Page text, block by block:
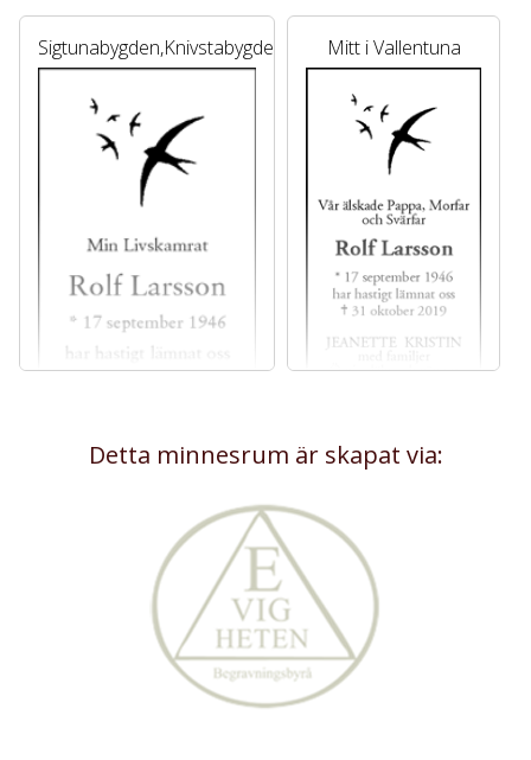
Sigtunabygden,Knivstabygden Mitt i Vallentuna
Detta minnesrum är skapat via: